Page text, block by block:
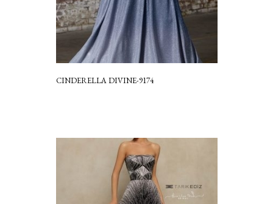
CINDERELLA DIVINE-9174